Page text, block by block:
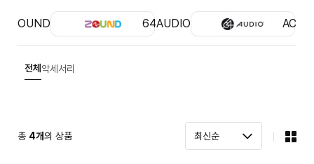
ZOUND 64AUDIO ACS
전체 악세서리
총 4개의 상품